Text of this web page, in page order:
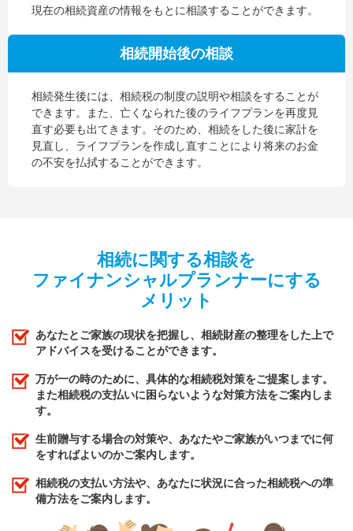
現在の相続資産の情報をもとに相談することができます。
相続開始後の相談
相続発生後には、相続税の制度の説明や相談をすることが
できます。また、亡くなられた後のライフプランを再度見
直す必要も出てきます。そのため、相続をした後に家計を
見直し、ライフプランを作成し直すことにより将来のお金
の不安を払拭することができます。
相続に関する相談を
ファイナンシャルプランナーにする
メリット
あなたとご家族の現状を把握し、相続財産の整理をした上で
アドバイスを受けることができます。
万が一の時のために、具体的な相続税対策をご提案します。
また相続税の支払いに困らないような対策方法をご案内しま
す。
生前贈与する場合の対策や、あなたやご家族がいつまでに何
をすればよいのかご案内します。
相続税の支払い方法や、あなたに状況に合った相続税への準
備方法をご案内します。